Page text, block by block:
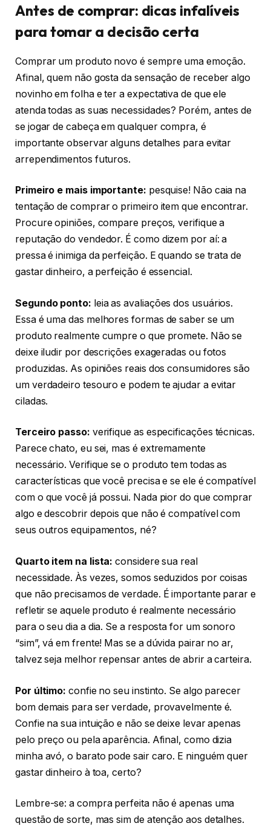
Antes de comprar: dicas infalíveis
para tomar a decisão certa
Comprar um produto novo é sempre uma emoção.
Afinal, quem não gosta da sensação de receber algo
novinho em folha e ter a expectativa de que ele
atenda todas as suas necessidades? Porém, antes de
se jogar de cabeça em qualquer compra, é
importante observar alguns detalhes para evitar
arrependimentos futuros.
Primeiro e mais importante: pesquise! Não caia na
tentação de comprar o primeiro item que encontrar.
Procure opiniões, compare preços, verifique a
reputação do vendedor. É como dizem por aí: a
pressa é inimiga da perfeição. E quando se trata de
gastar dinheiro, a perfeição é essencial.
Segundo ponto: leia as avaliações dos usuários.
Essa é uma das melhores formas de saber se um
produto realmente cumpre o que promete. Não se
deixe iludir por descrições exageradas ou fotos
produzidas. As opiniões reais dos consumidores são
um verdadeiro tesouro e podem te ajudar a evitar
ciladas.
Terceiro passo: verifique as especificações técnicas.
Parece chato, eu sei, mas é extremamente
necessário. Verifique se o produto tem todas as
características que você precisa e se ele é compatível
com o que você já possui. Nada pior do que comprar
algo e descobrir depois que não é compatível com
seus outros equipamentos, né?
Quarto item na lista: considere sua real
necessidade. Às vezes, somos seduzidos por coisas
que não precisamos de verdade. É importante parar e
refletir se aquele produto é realmente necessário
para o seu dia a dia. Se a resposta for um sonoro
“sim”, vá em frente! Mas se a dúvida pairar no ar,
talvez seja melhor repensar antes de abrir a carteira.
Por último: confie no seu instinto. Se algo parecer
bom demais para ser verdade, provavelmente é.
Confie na sua intuição e não se deixe levar apenas
pelo preço ou pela aparência. Afinal, como dizia
minha avó, o barato pode sair caro. E ninguém quer
gastar dinheiro à toa, certo?
Lembre-se: a compra perfeita não é apenas uma
questão de sorte, mas sim de atenção aos detalhes.